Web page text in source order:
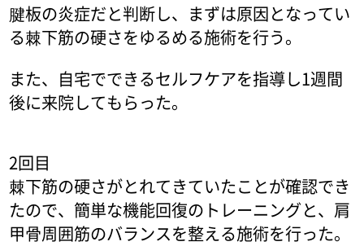
腱板の炎症だと判断し、まずは原因となってい
る棘下筋の硬さをゆるめる施術を行う。
また、自宅でできるセルフケアを指導し1週間
後に来院してもらった。
2回目
棘下筋の硬さがとれてきていたことが確認でき
たので、簡単な機能回復のトレーニングと、肩
甲骨周囲筋のバランスを整える施術を行った。